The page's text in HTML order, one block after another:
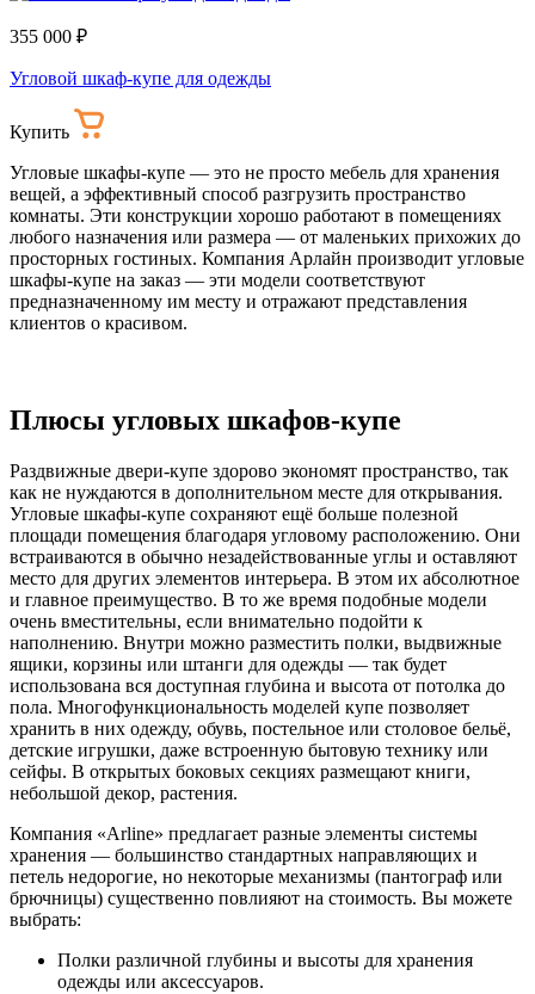
355 000 ₽
Угловой шкаф-купе для одежды
Купить
Угловые шкафы-купе — это не просто мебель для хранения
вещей, а эффективный способ разгрузить пространство
комнаты. Эти конструкции хорошо работают в помещениях
любого назначения или размера — от маленьких прихожих до
просторных гостиных. Компания Арлайн производит угловые
шкафы-купе на заказ — эти модели соответствуют
предназначенному им месту и отражают представления
клиентов о красивом.
Плюсы угловых шкафов-купе
Раздвижные двери-купе здорово экономят пространство, так
как не нуждаются в дополнительном месте для открывания.
Угловые шкафы-купе сохраняют ещё больше полезной
площади помещения благодаря угловому расположению. Они
встраиваются в обычно незадействованные углы и оставляют
место для других элементов интерьера. В этом их абсолютное
и главное преимущество. В то же время подобные модели
очень вместительны, если внимательно подойти к
наполнению. Внутри можно разместить полки, выдвижные
ящики, корзины или штанги для одежды — так будет
использована вся доступная глубина и высота от потолка до
пола. Многофункциональность моделей купе позволяет
хранить в них одежду, обувь, постельное или столовое бельё,
детские игрушки, даже встроенную бытовую технику или
сейфы. В открытых боковых секциях размещают книги,
небольшой декор, растения.
Компания «Arline» предлагает разные элементы системы
хранения — большинство стандартных направляющих и
петель недорогие, но некоторые механизмы (пантограф или
брючницы) существенно повлияют на стоимость. Вы можете
выбрать:
Полки различной глубины и высоты для хранения
одежды или аксессуаров.